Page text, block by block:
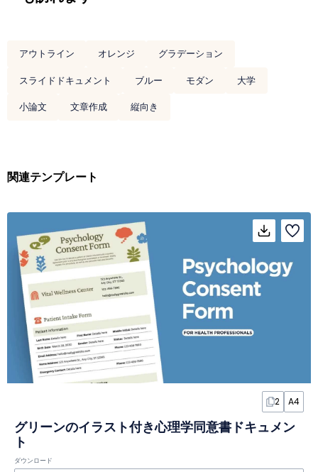
アウトライン オレンジ
グラデーション
スライドドキュメント
ブルー モダン
大学
小論文
文章作成 縦向き
関連テンプレート
2 A4
グリーンのイラスト付き心理学同意書ドキュメン
ト
ダウンロード